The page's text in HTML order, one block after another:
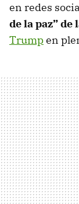
en redes
de la paz” de
Trumpen